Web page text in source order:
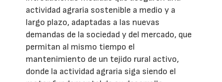
actividad agraria sostenible a medio y a
largo plazo, adaptadas a las nuevas
demandas de la sociedad y del mercado, que
permitan al mismo tiempo el
mantenimiento de un tejido rural activo,
donde la actividad agraria siga siendo el